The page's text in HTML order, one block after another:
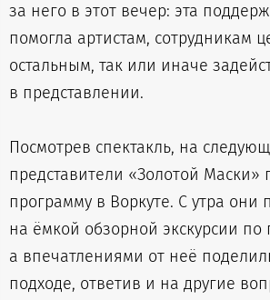
за него в этот вечер: эта
помогла артистам, сотрудникам
остальным, так или иначе
в представлении.
Посмотрев спектакль, на
представители «Золотой Маски»
программу в Воркуте. С утра они
на ёмкой обзорной экскурсии по
а впечатлениями от неё
подходе, ответив и на другие